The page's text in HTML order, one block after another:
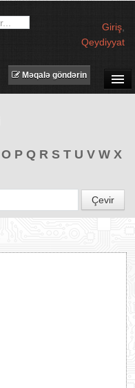
Giriş
Qeydiyyat
TƏDBİRLƏR
PROQRAMLAR
Məqalə göndərin
O P Q R S T U V W X
Çevir